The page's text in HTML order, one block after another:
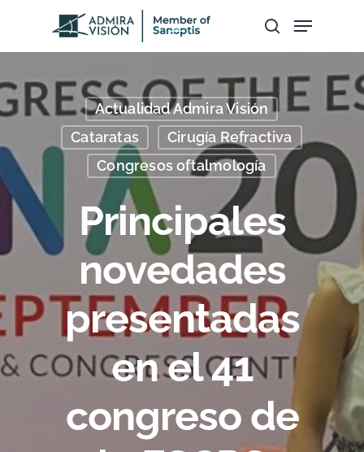
Hit enter to search or ESC to close
Actualidad Admira Visión
Cataratas
Cirugía Refractiva
Congresos oftalmología
Principales
novedades
presentadas
en el 41
congreso de